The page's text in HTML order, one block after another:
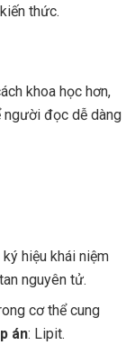
thức.
khoa học hơn,
người đọc dễ dàng
hiệu khái niệm
nguyên tử.
cơ thể cung
án: Lipit.